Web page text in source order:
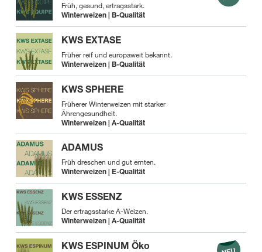
Früh, gesund, ertragsstark.
Winterweizen | B-Qualität
KWS EXTASE
Früher reif und europaweit bekannt.
Winterweizen | B-Qualität
KWS SPHERE
Früherer Winterweizen mit starker
Ährengesundheit.
Winterweizen | A-Qualität
ADAMUS
Früh dreschen und gut ernten.
Winterweizen | E-Qualität
KWS ESSENZ
Der ertragsstarke A-Weizen.
Winterweizen | A-Qualität
KWS ESPINUM Öko